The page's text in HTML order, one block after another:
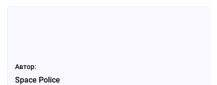
Автор:
Space Police